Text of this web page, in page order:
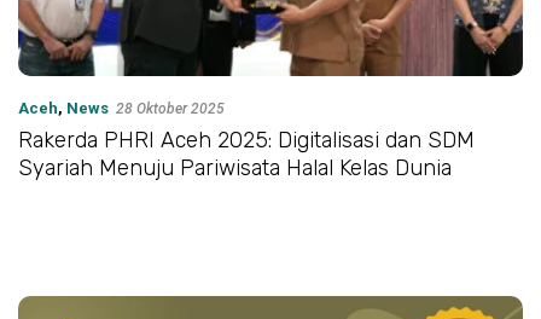
Aceh, News 28 Oktober 2025
Rakerda PHRI Aceh 2025: Digitalisasi dan SDM
Syariah Menuju Pariwisata Halal Kelas Dunia